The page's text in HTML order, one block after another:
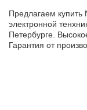
Предлагаем
электронной
Петербурге.
Гарантия от